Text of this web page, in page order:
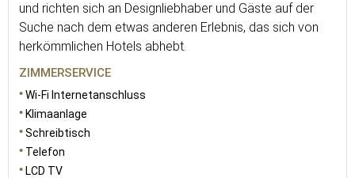
und richten sich an Designliebhaber und Gäste auf der
Suche nach dem etwas anderen Erlebnis, das sich von
herkömmlichen Hotels abhebt.
ZIMMERSERVICE
Wi-Fi Internetanschluss
Klimaanlage
Schreibtisch
Telefon
LCD TV